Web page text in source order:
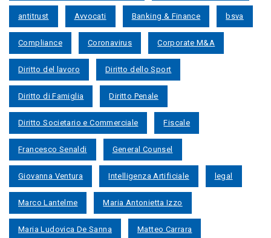
antitrust Avvocati Banking & Finance bsva
Compliance Coronavirus Corporate M&A
Diritto del lavoro Diritto dello Sport
Diritto di Famiglia Diritto Penale
Diritto Societario e Commerciale Fiscale
Francesco Senaldi General Counsel
Giovanna Ventura Intelligenza Artificiale legal
Marco Lantelme Maria Antonietta Izzo
Maria Ludovica De Sanna Matteo Carrara